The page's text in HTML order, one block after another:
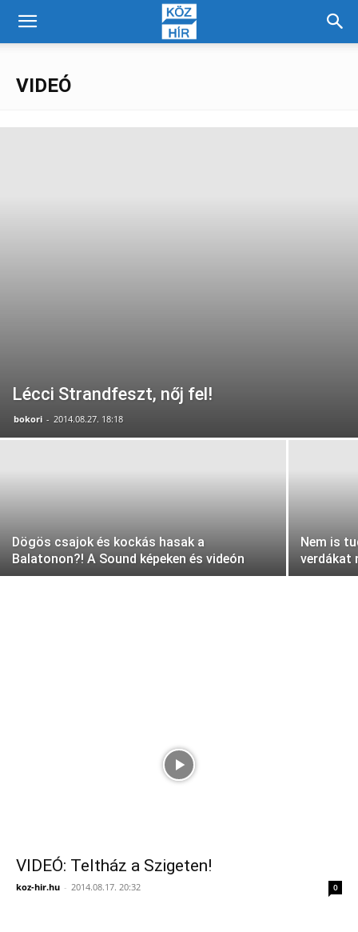
VIDEÓ
Lécci Strandfeszt, nőj fel!
bokori - 2014.08.27. 18:18
Dögös csajok és kockás hasak a
Balatonon?! A Sound képeken és videón
Nem is
verdákat
VIDEÓ: Teltház a Szigeten!
koz-hir.hu - 2014.08.17. 20:32 0